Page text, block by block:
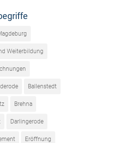
Weiterbildung
Ballenstedt
Brehna
Darlingerode
Eröffnung